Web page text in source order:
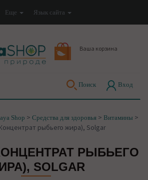
Еще Язык сайта
Ваша корзина
Поиск Вход
Shop > Средства для здоровья > Витамины >
рыбьего жира), Solgar
РЫБЬЕГО
SOLGAR